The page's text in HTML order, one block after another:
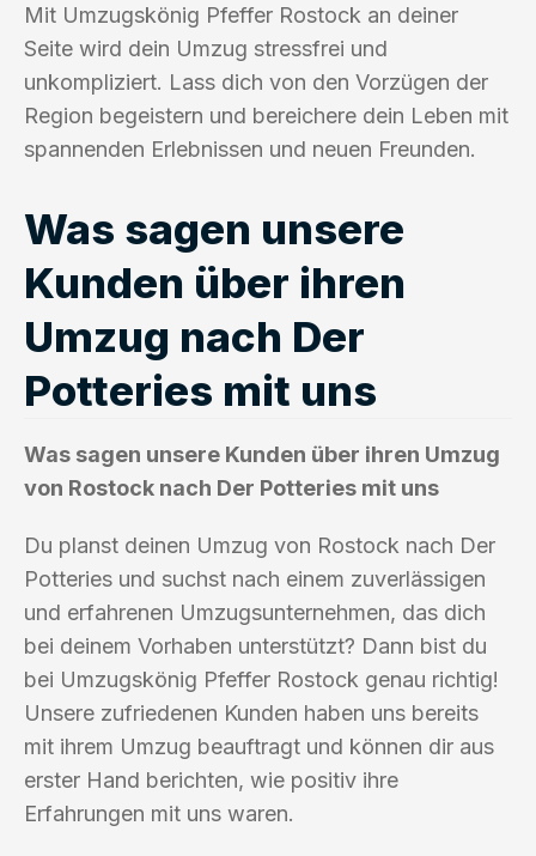
Mit Umzugskönig Pfeffer Rostock an deiner
Seite wird dein Umzug stressfrei und
unkompliziert. Lass dich von den Vorzügen der
Region begeistern und bereichere dein Leben mit
spannenden Erlebnissen und neuen Freunden.
Was sagen unsere
Kunden über ihren
Umzug nach Der
Potteries mit uns
Was sagen unsere Kunden über ihren Umzug
von Rostock nach Der Potteries mit uns
Du planst deinen Umzug von Rostock nach Der
Potteries und suchst nach einem zuverlässigen
und erfahrenen Umzugsunternehmen, das dich
bei deinem Vorhaben unterstützt? Dann bist du
bei Umzugskönig Pfeffer Rostock genau richtig!
Unsere zufriedenen Kunden haben uns bereits
mit ihrem Umzug beauftragt und können dir aus
erster Hand berichten, wie positiv ihre
Erfahrungen mit uns waren.